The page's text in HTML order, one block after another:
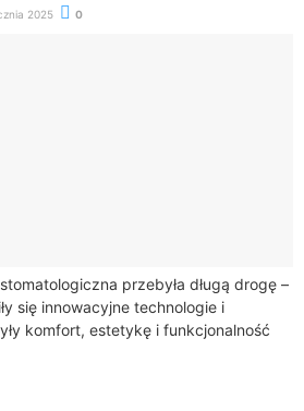
2025 0
przebyła długą drogę –
się innowacyjne technologie i
komfort, estetykę i funkcjonalność
mogą obecnie korzystać z